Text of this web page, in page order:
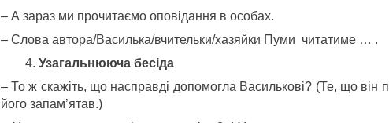
– А зараз ми прочитаємо оповідання в особах.
– Слова автора/Василька/вчительки/хазяйки Пуми читатиме … .
Узагальнююча бесіда
– То ж скажіть, що насправді допомогла Василькові? (Те, що він
його запам’ятав.)